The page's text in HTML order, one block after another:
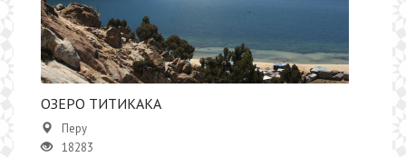
​​ОЗЕРО ТИТИКАКА
Перу
18283